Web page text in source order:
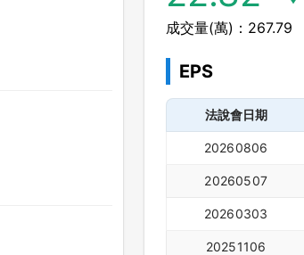
成交量(萬)：267.79
EPS
法說會日期
20260806
20260507
20260303
20251106